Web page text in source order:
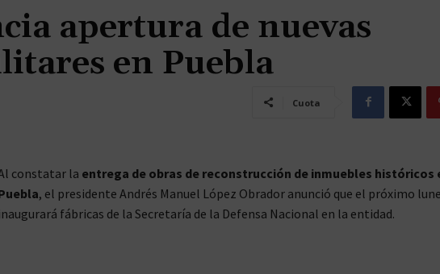
apertura de nuevas
en Puebla
Cuota
constatar la entrega de obras de reconstrucción de inmuebles históricos
, el presidente Andrés Manuel López Obrador anunció que el próximo
inaugurará fábricas de la Secretaría de la Defensa Nacional en la entidad.